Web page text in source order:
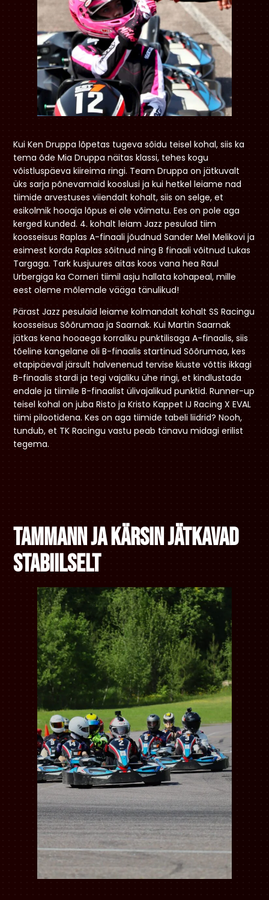
Kui Ken Druppa lõpetas tugeva sõidu teisel kohal, siis ka
tema õde Mia Druppa näitas klassi, tehes kogu
võistluspäeva kiireima ringi. Team Druppa on jätkuvalt
üks sarja põnevamaid kooslusi ja kui hetkel leiame nad
tiimide arvestuses viiendalt kohalt, siis on selge, et
esikolmik hooaja lõpus ei ole võimatu. Ees on pole aga
kerged kunded. 4. kohalt leiam Jazz pesulad tiim
koosseisus Raplas A-finaali jõudnud Sander Mel Melikovi ja
esimest korda Raplas sõitnud ning B finaali võitnud Lukas
Targaga. Tark kusjuures aitas koos vana hea Raul
Urbergiga ka Corneri tiimil asju hallata kohapeal, mille
eest oleme mõlemale vääga tänulikud!
Pärast Jazz pesulaid leiame kolmandalt kohalt SS Racingu
koosseisus Sõõrumaa ja Saarnak. Kui Martin Saarnak
jätkas kena hooaega korraliku punktilisaga A-finaalis, siis
tõeline kangelane oli B-finaalis startinud Sõõrumaa, kes
etapipäeval järsult halvenenud tervise kiuste võttis ikkagi
B-finaalis stardi ja tegi vajaliku ühe ringi, et kindlustada
endale ja tiimile B-finaalist ülivajalikud punktid. Runner-up
teisel kohal on juba Risto ja Kristo Kappet IJ Racing X EVAL
tiimi pilootidena. Kes on aga tiimide tabeli liidrid? Nooh,
tundub, et TK Racingu vastu peab tänavu midagi erilist
tegema.
Tammann ja Kärsin jätkavad
stabiilselt